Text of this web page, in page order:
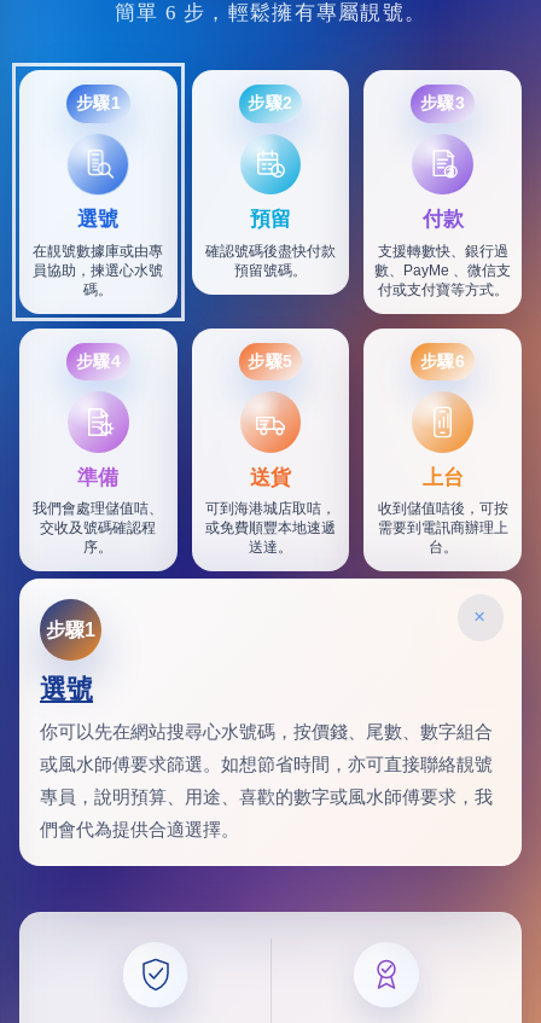
簡單 6 步，輕鬆擁有專屬靚號。
步驟1
選號
在靚號數據庫或由專
員協助，揀選心水號
碼。
步驟2
預留
確認號碼後盡快付款
預留號碼。
步驟3
付款
支援轉數快、銀行過
數、PayMe 、微信支
付或支付寶等方式。
步驟4
準備
我們會處理儲值咭、
交收及號碼確認程
序。
步驟5
SF
送貨
可到海港城店取咭，
或免費順豐本地速遞
送達。
步驟6
上台
收到儲值咭後，可按
需要到電訊商辦理上
台。
×
步驟1
選號
你可以先在網站搜尋心水號碼，按價錢、尾數、數字組合
或風水師傅要求篩選。如想節省時間，亦可直接聯絡靚號
專員，說明預算、用途、喜歡的數字或風水師傅要求，我
們會代為提供合適選擇。